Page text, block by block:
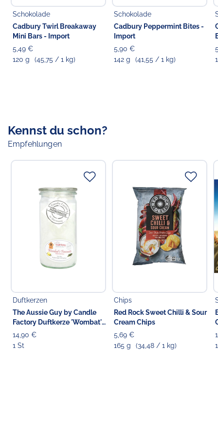
Schalenfrüchten enthalten.
Schokolade
Cadbury Twirl Breakaway
Mini Bars - Import
5,49 €
120 g
(45,75 / 1 kg)
Schokolade
Cadbury Peppermint Bites -
Import
5,90 €
142 g
(41,55 / 1 kg)
Kennst du schon?
Empfehlungen
Duftkerzen
The Aussie Guy by Candle
Factory Duftkerze 'Wombat's
Favourite' 13.5 cm
14,90 €
1 St
Chips
Red Rock Sweet Chilli & Sour
Cream Chips
5,69 €
165 g
(34,48 / 1 kg)